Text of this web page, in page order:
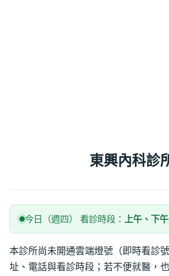
東興內科診
今日（週四） 看診時段： 上午、下午
本診所尚未開通雲端燈號（即時看診
址、電話與看診時段；若不便就醫，